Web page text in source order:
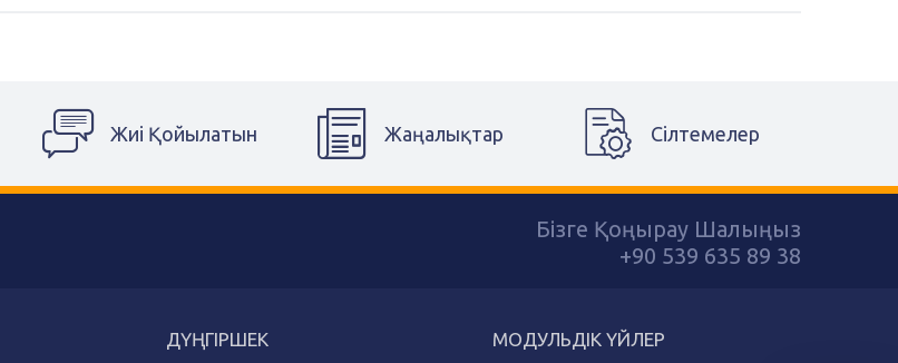
Жиі Қойылатын Жаңалықтар Сілтемелер
Бізге Қоңырау Шалыңыз
+90 539 635 89 38
ДҮҢГІРШЕК МОДУЛЬДІК ҮЙЛЕР